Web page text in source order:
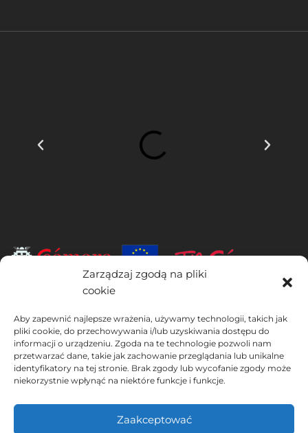
Zarządzaj zgodą na pliki
cookie
Aby zapewnić najlepsze wrażenia, używamy technologii, takich jak
pliki cookie, do przechowywania i/lub uzyskiwania dostępu do
informacji o urządzeniu. Zgoda na te technologie pozwoli nam
przetwarzać dane, takie jak zachowanie przeglądania lub unikalne
identyfikatory na tej stronie. Brak zgody lub wycofanie zgody może
niekorzystnie wpłynąć na niektóre funkcje i funkcje.
Zaakceptować
beneficjentem Europejskiego Funduszu Rozwoju Regionalnego,
którego celem jest rozwój wykorzystania i jakości technologii
informacyjno-komunikacyjnych oraz ich dostępności, dzięki czemu
wdrożył następujące rozwiązania: obecność w Internecie poprzez
swoją Stronie internetowej. Obecne działanie miało miejsce w 2020
roku. W tym celu zostało wsparte przez program TIC Cámaras, przez